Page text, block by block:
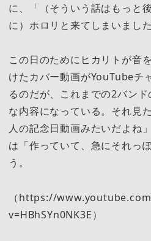
に、「（そういう話はもっと
に）ホロリと来てしまいました
この日のためにヒカリトが音
けたカバー動画がYouTubeチ
るのだが、これまでの2バン
な内容になっている。それ見
人の記念日動画みたいだよね
は「作っていて、急にそれっ
う。
（https://
v=HBhSYn0NK3E）